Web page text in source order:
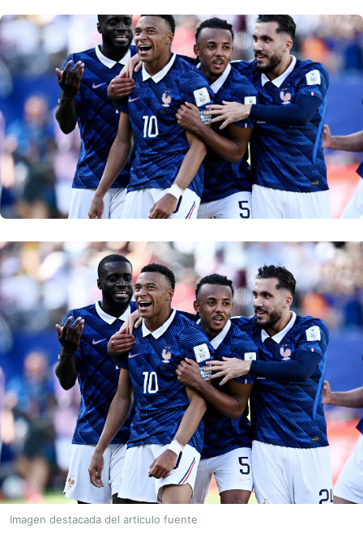
Imagen destacada del articulo fuente